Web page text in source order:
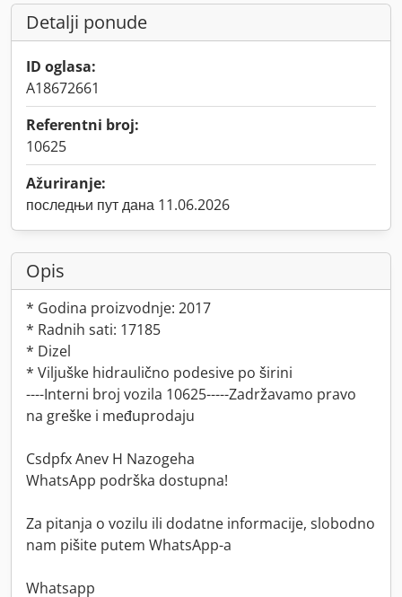
Detalji ponude
ID oglasa:
A18672661
Referentni broj:
10625
Ažuriranje:
последњи пут дана 11.06.2026
Opis
* Godina proizvodnje: 2017
* Radnih sati: 17185
* Dizel
* Viljuške hidraulično podesive po širini
----Interni broj vozila 10625-----Zadržavamo pravo
na greške i međuprodaju
Csdpfx Anev H Nazogeha
WhatsApp podrška dostupna!
Za pitanja o vozilu ili dodatne informacije, slobodno
nam pišite putem WhatsApp-a
Whatsapp